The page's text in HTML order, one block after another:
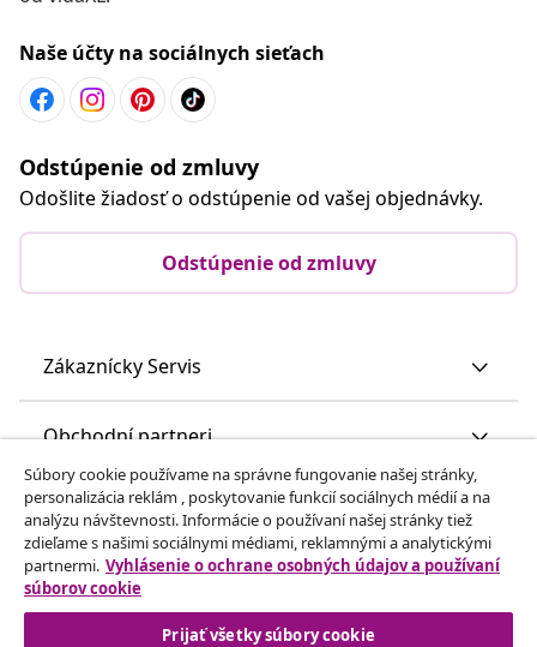
Naše účty na sociálnych sieťach
Odstúpenie od zmluvy
Odošlite žiadosť o odstúpenie od vašej objednávky.
Odstúpenie od zmluvy
Zákaznícky Servis
Obchodní partneri
vidaXL
Nájdite viac
Súbory cookie používame na správne fungovanie našej stránky,
personalizácia reklám , poskytovanie funkcií sociálnych médií a na
analýzu návštevnosti. Informácie o používaní našej stránky tiež
zdieľame s našimi sociálnymi médiami, reklamnými a analytickými
partnermi. Vyhlásenie o ochrane osobných údajov a používaní
súborov cookie
Prijať všetky súbory cookie